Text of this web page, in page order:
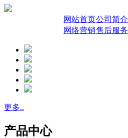
网站首页公司简介
网络营销售后服务
更多..
产品中心